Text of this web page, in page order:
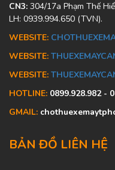
CN3: 304/17a Phạm Thế
LH: 0939.994.650 (TVN).
WEBSITE:
WEBSITE:
WEBSITE:
HOTLINE: 0899.928.982 -
GMAIL:
BẢN ĐỒ LIÊN HỆ